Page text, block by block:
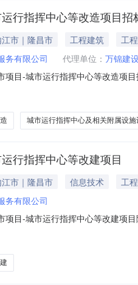
行指挥中心等改造项目招
市｜隆昌市 工程建筑
工程
务有限公司 代理单位： 万锦建
项目-城市运行指挥中心等改造项
锦建设集团有限公司联系人及联
城市运行指挥中心及相关附属设施
行指挥中心等改建项目
市｜隆昌市 信息技术
工程
务有限公司
项目-城市运行指挥中心等改建项
”驾驶舱,构成包含物联网平台、
慧城管系统、